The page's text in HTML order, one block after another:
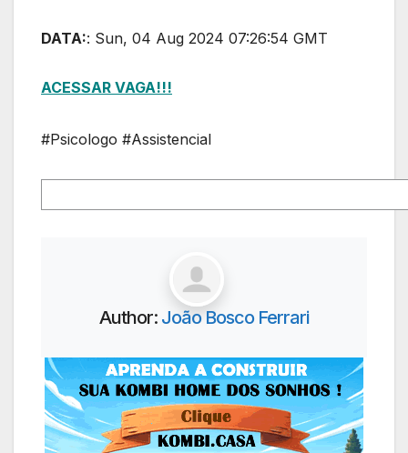
DATA:: Sun, 04 Aug 2024 07:26:54 GMT
ACESSAR VAGA!!!
#Psicologo #Assistencial
Author: João Bosco Ferrari